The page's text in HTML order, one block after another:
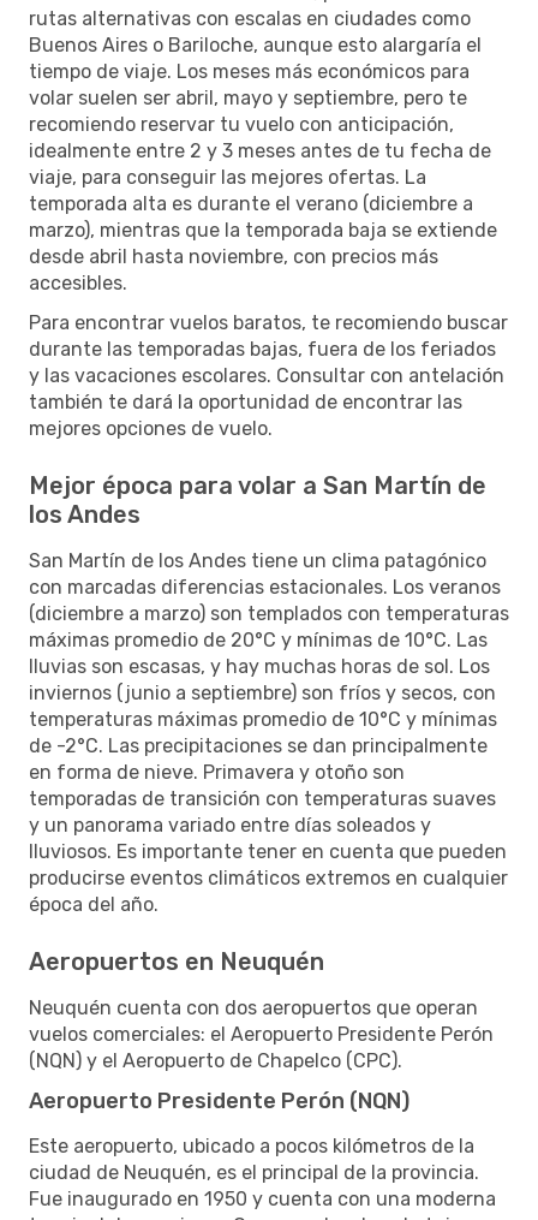
rutas alternativas con escalas en ciudades como
Buenos Aires o Bariloche, aunque esto alargaría el
tiempo de viaje. Los meses más económicos para
volar suelen ser abril, mayo y septiembre, pero te
recomiendo reservar tu vuelo con anticipación,
idealmente entre 2 y 3 meses antes de tu fecha de
viaje, para conseguir las mejores ofertas. La
temporada alta es durante el verano (diciembre a
marzo), mientras que la temporada baja se extiende
desde abril hasta noviembre, con precios más
accesibles.
Para encontrar vuelos baratos, te recomiendo buscar
durante las temporadas bajas, fuera de los feriados
y las vacaciones escolares. Consultar con antelación
también te dará la oportunidad de encontrar las
mejores opciones de vuelo.
Mejor época para volar a San Martín de
los Andes
San Martín de los Andes tiene un clima patagónico
con marcadas diferencias estacionales. Los veranos
(diciembre a marzo) son templados con temperaturas
máximas promedio de 20°C y mínimas de 10°C. Las
lluvias son escasas, y hay muchas horas de sol. Los
inviernos (junio a septiembre) son fríos y secos, con
temperaturas máximas promedio de 10°C y mínimas
de -2°C. Las precipitaciones se dan principalmente
en forma de nieve. Primavera y otoño son
temporadas de transición con temperaturas suaves
y un panorama variado entre días soleados y
lluviosos. Es importante tener en cuenta que pueden
producirse eventos climáticos extremos en cualquier
época del año.
Aeropuertos en Neuquén
Neuquén cuenta con dos aeropuertos que operan
vuelos comerciales: el Aeropuerto Presidente Perón
(NQN) y el Aeropuerto de Chapelco (CPC).
Aeropuerto Presidente Perón (NQN)
Este aeropuerto, ubicado a pocos kilómetros de la
ciudad de Neuquén, es el principal de la provincia.
Fue inaugurado en 1950 y cuenta con una moderna